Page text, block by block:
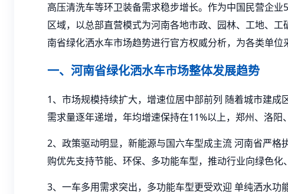
高压清洗车等环卫装备需求稳步增长。作为中国民营企
区域，以总部直营模式为河南各地市政、园林、工地、
南省绿化洒水车市场趋势进行官方权威分析，为各类单位
一、河南省绿化洒水车市场整体发展趋势
1、市场规模持续扩大，增速位居中部前列 随着城市建
需求量逐年递增，年均增速保持在11%以上，郑州、洛
2、政策驱动明显，新能源与国六车型成主流 河南省严
购优先支持节能、环保、多功能车型，推动行业向绿色化
3、一车多用需求突出，多功能车型更受欢迎 单纯洒水